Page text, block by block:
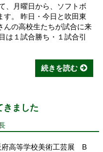
、月曜日から、ソフトボ
す。 昨日・今日と吹田東
んの高校生たちが試合に来
は１試合勝ち・１試合引
続きを読む
ました
高等学校美術工芸展 B